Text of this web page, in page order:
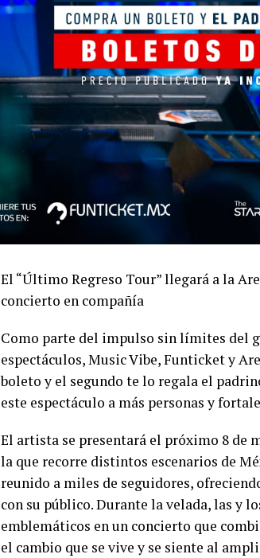
El “Último Regreso Tour” llegará a la
concierto en compañía
Como parte del impulso sin límites del
espectáculos, Music Vibe, Funticket y
boleto y el segundo te lo regala el
este espectáculo a más personas y
El artista se presentará el próximo 8 de
la que recorre distintos escenarios de
reunido a miles de seguidores,
con su público. Durante la velada, las y
emblemáticos en un concierto que
el cambio que se vive y se siente al